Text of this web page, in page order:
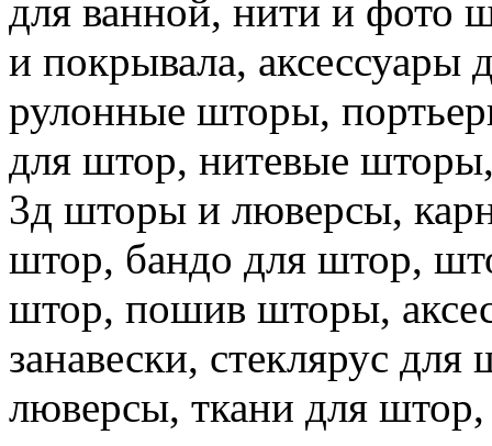
для ванной, нити и фото
и покрывала,
рулонные шторы,
для штор, нитевые
3д шторы и люверсы,
штор, бандо для штор,
штор, пошив шторы,
занавески, стеклярус
люверсы, ткани для